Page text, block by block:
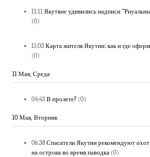
11:11 Якутяне удивились надписи
(0)
11:03 Карта жителя Якутии: как и где
(0)
11 Мая, Среда
04:43 В пролете? (0)
10 Мая, Вторник
06:38 Спасатели Якутии рекомендуют
на острова во время паводка (0)